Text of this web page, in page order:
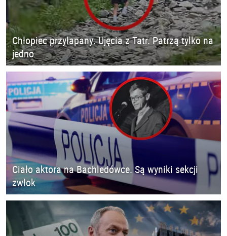
Chłopiec przyłapany. Ujęcia z Tatr. Patrzą tylko na
jedno
Ciało aktora na Bachledówce. Są wyniki sekcji
zwłok